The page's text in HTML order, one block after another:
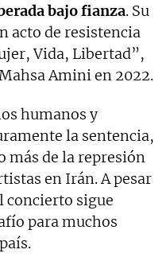
bajo fianza. Su
acto de resistencia
Vida, Libertad”,
Amini en 2022.
humanos y
la sentencia,
más de la represión
en Irán. A pesar
concierto sigue
para muchos